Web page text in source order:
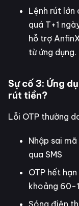
Lệnh rút lớn
quá T+1
hỗ trợ
từ ứng dụng.
Sự cố 3: Ứng
rút tiền?
Lỗi OTP thường
Nhập sai
qua SMS
OTP hết
khoảng 60-